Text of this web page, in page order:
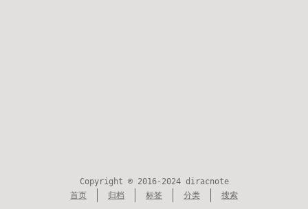
Copyright © 2016-2024 diracnote
首页
归档 标签 分类 搜索